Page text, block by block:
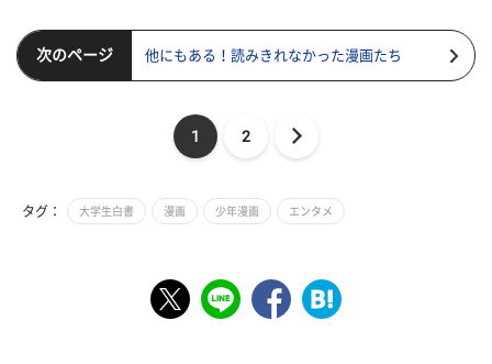
次のページ 他にもある！読みきれなかった漫画たち
1 2
タグ： 大学生白書 漫画 少年漫画 エンタメ